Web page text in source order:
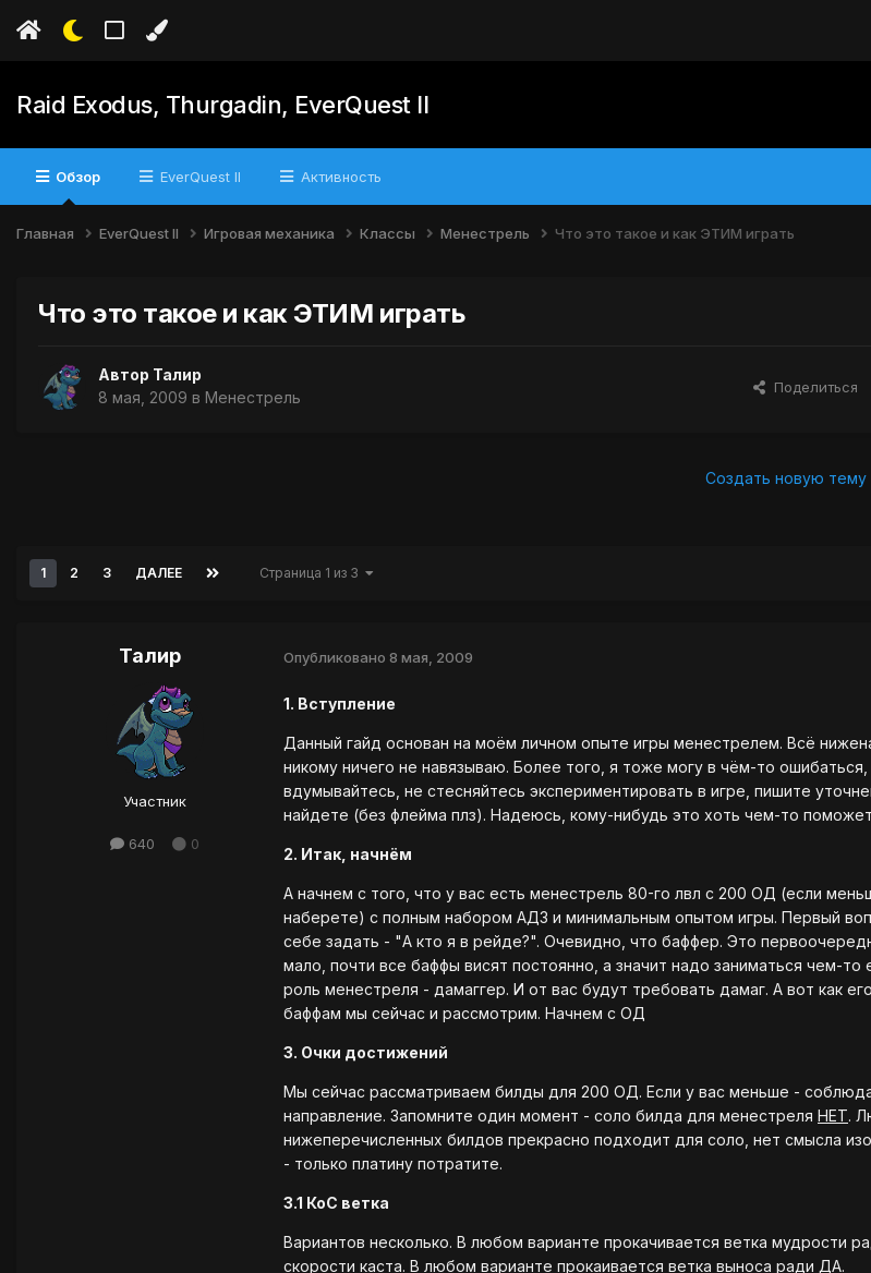
Raid Exodus, Thurgadin, EverQuest II
Обзор EverQuest II Активность
Главная EverQuest II Игровая механика Классы Менестрель Что это такое и как ЭТИМ играть
Что это такое и как ЭТИМ играть
Автор Талир
8 мая, 2009 в Менестрель
Поделиться
Создать новую тему
1 2 3 ДАЛЕЕ Страница 1 из 3
Талир
Участник
640 0
Опубликовано 8 мая, 2009
1. Вступление
Данный гайд основан на моём личном опыте игры менестрелем. Всё
никому ничего не навязываю. Более того, я тоже могу в чём-то
вдумывайтесь, не стесняйтесь экспериментировать в игре, пишите
найдете (без флейма плз). Надеюсь, кому-нибудь это хоть чем-то
2. Итак, начнём
А начнем с того, что у вас есть менестрель 80-го лвл с 200 ОД (если
наберете) с полным набором АД3 и минимальным опытом игры. Первый
себе задать - "А кто я в рейде?". Очевидно, что баффер. Это
мало, почти все баффы висят постоянно, а значит надо заниматься чем-
роль менестреля - дамаггер. И от вас будут требовать дамаг. А вот как
баффам мы сейчас и рассмотрим. Начнем с ОД
3. Очки достижений
Мы сейчас рассматриваем билды для 200 ОД. Если у вас меньше -
направление. Запомните один момент - соло билда для менестреля НЕТ.
нижеперечисленных билдов прекрасно подходит для соло, нет смысла
- только платину потратите.
3.1 КоС ветка
Вариантов несколько. В любом варианте прокачивается ветка мудрости
скорости каста. В любом варианте прокаивается ветка выноса ради ДА.